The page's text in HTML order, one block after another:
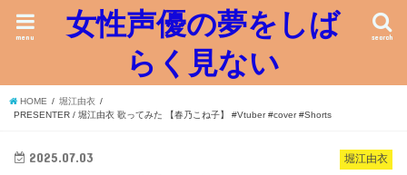
女性声優の夢をしば
らく見ない
search
menu
HOME
堀江由衣
PRESENTER / 堀江由衣 歌ってみた 【春乃こね子】 #Vtuber #cover #Shorts
堀江由衣
2025.07.03